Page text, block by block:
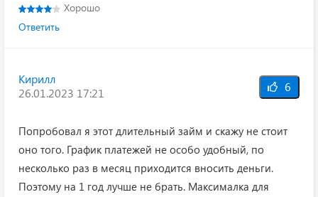
Хорошо
Ответить
Кирилл
26.01.2023 17:21
6
Попробовал я этот длительный займ и скажу не стоит
оно того. График платежей не особо удобный, по
несколько раз в месяц приходится вносить деньги.
Поэтому на 1 год лучше не брать. Максималка для